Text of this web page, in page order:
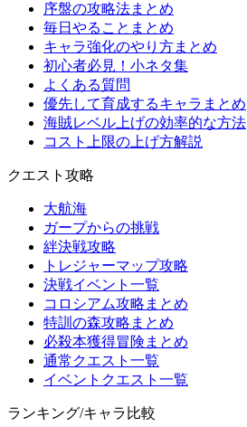
序盤の攻略法まとめ
毎日やることまとめ
キャラ強化のやり方まとめ
初心者必見！小ネタ集
よくある質問
優先して育成するキャラまとめ
海賊レベル上げの効率的な方法
コスト上限の上げ方解説
クエスト攻略
大航海
ガープからの挑戦
絆決戦攻略
トレジャーマップ攻略
決戦イベント一覧
コロシアム攻略まとめ
特訓の森攻略まとめ
必殺本獲得冒険まとめ
通常クエスト一覧
イベントクエスト一覧
ランキング/キャラ比較